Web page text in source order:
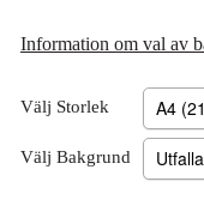
Information om val av
Välj Storlek
Välj Bakgrund